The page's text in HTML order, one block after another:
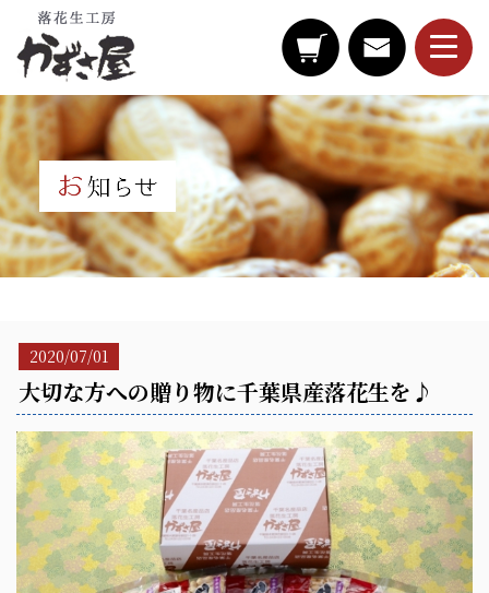
2020/07/01
大切な方への贈り物に千葉県産落花生を♪